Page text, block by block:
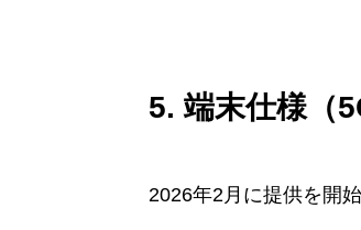
5. 端末仕様（
2026年2月に提供を開